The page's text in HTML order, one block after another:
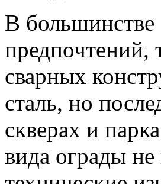
В большинстве
предпочтений,
сварных
сталь, но
скверах и
вида ограды